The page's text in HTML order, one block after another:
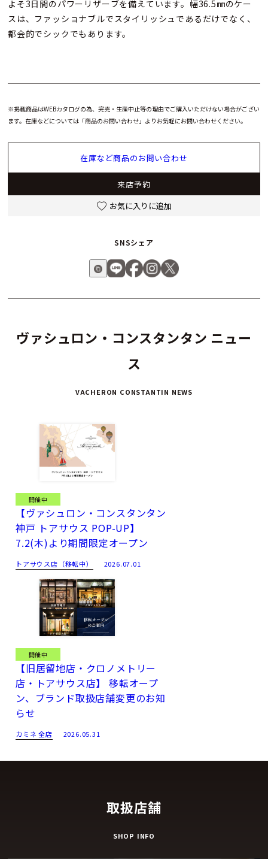
よそ3日間のパワーリザーブを備えています。幅36.5㎜のケー
スは、ファッショナブルでスタイリッシュであるだけでなく、
都会的でシックでもあります。
ヴァシュロン・コンスタンタン ニュー
ス
VACHERON CONSTANTIN NEWS
開催中
【ヴァシュロン・コンスタンタン
神戸 トアサウス POP-UP】
7.2(木)より期間限定オープン
トアサウス店（移転中） 2026.07.01
開催中
【旧居留地店・クロノメトリー
店・トアサウス店】 移転オープ
ン、ブランド取扱店舗変更のお知
らせ
カミネ 全店 2026.05.31
※掲載商品はWEBカタログの為、完売・生産中止等の理由でご購入いただけない場合がござい
ます。在庫などについては「商品のお問い合わせ」よりお気軽にお問い合わせください。
在庫など商品のお問い合わせ
来店予約
お気に入りに追加
SNSシェア
取扱店舗
SHOP INFO